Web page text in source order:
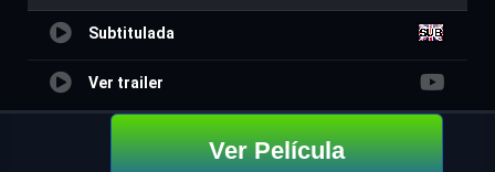
Subtitulada
Ver trailer
Ver Película